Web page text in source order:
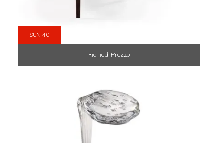
SUN 40
Richiedi Prezzo